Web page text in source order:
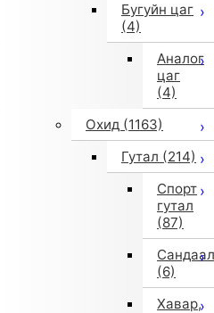
Бугуйн цаг
(4)
Аналог
цаг
(4)
Охид (1163)
Гутал (214)
Спорт
гутал
(87)
Сандаал
(6)
Хавар,